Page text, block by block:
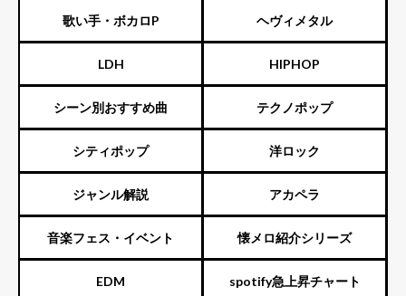
ーズ）
歌い手・ボカロP ヘヴィメタル
LDH HIPHOP
シーン別おすすめ曲 テクノポップ
シティポップ 洋ロック
ジャンル解説 アカペラ
音楽フェス・イベント 懐メロ紹介シリーズ
EDM spotify急上昇チャート